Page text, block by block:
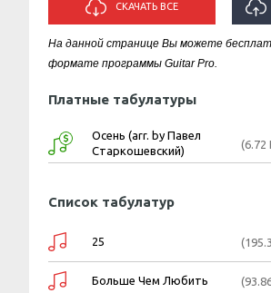
СКАЧАТЬ ВСЕ
На данной странице Вы можете
формате программы Guitar Pro.
Платные табулатуры
Осень (arr. by Павел
Старкошевский)
(6.72
Список табулатур
25
Больше Чем Любить